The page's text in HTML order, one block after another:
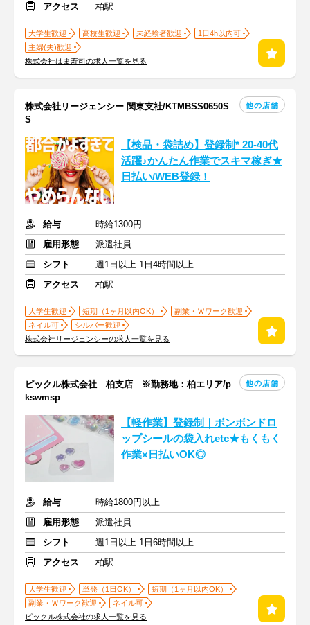
アクセス
柏駅
大学生歓迎 高校生歓迎 未経験者歓迎
1日4h以内可
主婦(夫)歓迎
株式会社はま寿司の求人一覧を見る
株式会社リージェンシー 関東支社/KTMBSS0650S
S
他の店舗
【検品・袋詰め】登録制* 20-40代
活躍♪かんたん作業でスキマ稼ぎ★
日払い/WEB登録！
給与
時給1300円
雇用形態
派遣社員
シフト
週1日以上 1日4時間以上
アクセス
柏駅
大学生歓迎 短期（1ヶ月以内OK）
副業・Ｗワーク歓迎
ネイル可
シルバー歓迎
株式会社リージェンシーの求人一覧を見る
ピックル株式会社 柏支店 ※勤務地：柏エリア/p
kswmsp
他の店舗
【軽作業】登録制｜ボンボンドロ
ップシールの袋入れetc★もくもく
作業×日払いOK◎
給与
時給1800円以上
雇用形態
派遣社員
シフト
週1日以上 1日6時間以上
アクセス
柏駅
大学生歓迎 単発（1日OK）
短期（1ヶ月以内OK）
副業・Ｗワーク歓迎
ネイル可
ピックル株式会社の求人一覧を見る